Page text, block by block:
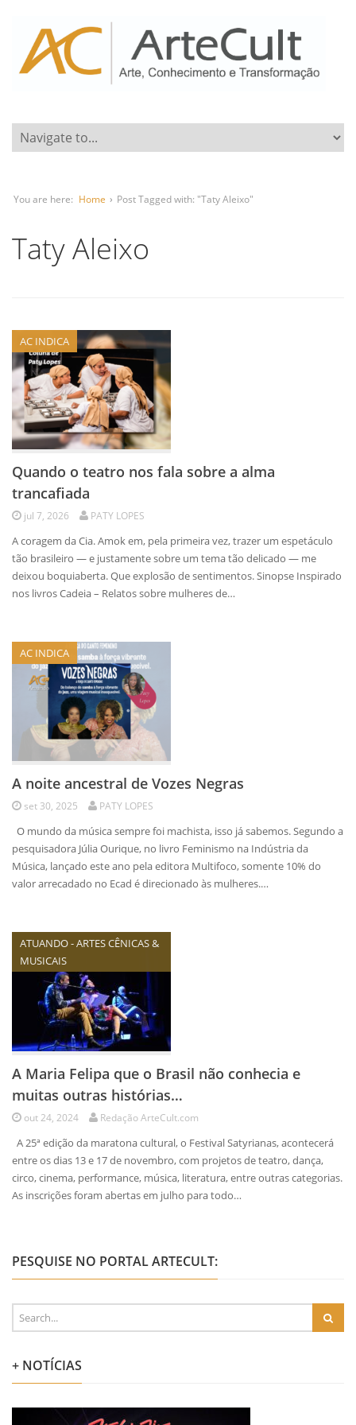
You are here: Home › Post Tagged with: "Taty Aleixo"
Taty Aleixo
AC INDICA
Quando o teatro nos fala sobre a alma
trancafiada
jul 7, 2026 PATY LOPES
A coragem da Cia. Amok em, pela primeira vez, trazer um espetáculo
tão brasileiro — e justamente sobre um tema tão delicado — me
deixou boquiaberta. Que explosão de sentimentos. Sinopse Inspirado
nos livros Cadeia – Relatos sobre mulheres de…
AC INDICA
A noite ancestral de Vozes Negras
set 30, 2025 PATY LOPES
O mundo da música sempre foi machista, isso já sabemos. Segundo a
pesquisadora Júlia Ourique, no livro Feminismo na Indústria da
Música, lançado este ano pela editora Multifoco, somente 10% do
valor arrecadado no Ecad é direcionado às mulheres.…
ATUANDO - ARTES CÊNICAS &
MUSICAIS
A Maria Felipa que o Brasil não conhecia e
muitas outras histórias…
out 24, 2024 Redação ArteCult.com
A 25ª edição da maratona cultural, o Festival Satyrianas, acontecerá
entre os dias 13 e 17 de novembro, com projetos de teatro, dança,
circo, cinema, performance, música, literatura, entre outras categorias.
As inscrições foram abertas em julho para todo…
PESQUISE NO PORTAL ARTECULT:
+ NOTÍCIAS